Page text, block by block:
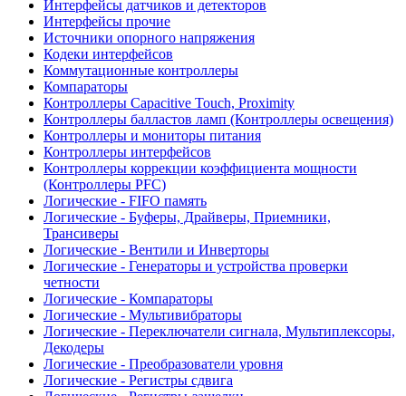
Интерфейсы датчиков и детекторов
Интерфейсы прочие
Источники опорного напряжения
Кодеки интерфейсов
Коммутационные контроллеры
Компараторы
Контроллеры Capacitive Touch, Proximity
Контроллеры балластов ламп (Контроллеры освещения)
Контроллеры и мониторы питания
Контроллеры интерфейсов
Контроллеры коррекции коэффициента мощности
(Контроллеры PFC)
Логические - FIFO память
Логические - Буферы, Драйверы, Приемники,
Трансиверы
Логические - Вентили и Инверторы
Логические - Генераторы и устройства проверки
четности
Логические - Компараторы
Логические - Мультивибраторы
Логические - Переключатели сигнала, Мультиплексоры,
Декодеры
Логические - Преобразователи уровня
Логические - Регистры сдвига